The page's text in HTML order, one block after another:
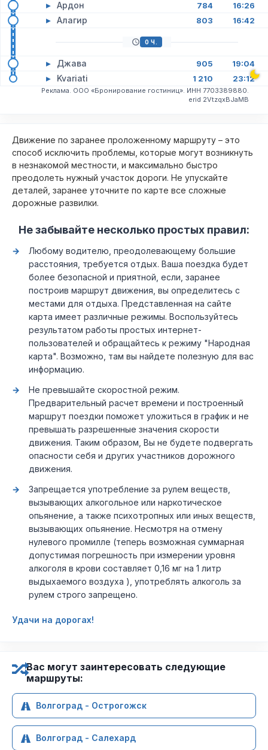
▸ Ардон 784 16:26
▸ Алагир 803 16:42
0 Ч.
▸ Джава 905 19:04
▸ Kvariati 1 210 23:12
Реклама. ООО «Бронирование гостиниц». ИНН 7703389880.
erid 2VtzqxBJaMB
Движение по заранее проложенному маршруту – это
способ исключить проблемы, которые могут возникнуть
в незнакомой местности, и максимально быстро
преодолеть нужный участок дороги. Не упускайте
деталей, заранее уточните по карте все сложные
дорожные развилки.
Не забывайте несколько простых правил:
Любому водителю, преодолевающему большие
расстояния, требуется отдых. Ваша поездка будет
более безопасной и приятной, если, заранее
построив маршрут движения, вы определитесь с
местами для отдыха. Представленная на сайте
карта имеет различные режимы. Воспользуйтесь
результатом работы простых интернет-
пользователей и обращайтесь к режиму "Народная
карта". Возможно, там вы найдете полезную для вас
информацию.
Не превышайте скоростной режим.
Предварительный расчет времени и построенный
маршрут поездки поможет уложиться в график и не
превышать разрешенные значения скорости
движения. Таким образом, Вы не будете подвергать
опасности себя и других участников дорожного
движения.
Запрещается употребление за рулем веществ,
вызывающих алкогольное или наркотическое
опьянение, а также психотропных или иных веществ,
вызывающих опьянение. Несмотря на отмену
нулевого промилле (теперь возможная суммарная
допустимая погрешность при измерении уровня
алкоголя в крови составляет 0,16 мг на 1 литр
выдыхаемого воздуха ), употреблять алкоголь за
рулем строго запрещено.
Удачи на дорогах!
Вас могут заинтересовать следующие
маршруты:
Волгоград - Острогожск
Волгоград - Салехард